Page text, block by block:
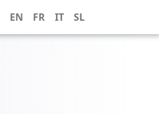
EN FR IT SL